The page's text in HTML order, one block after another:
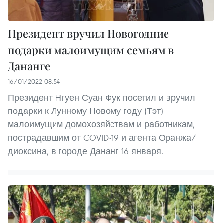
Президент вручил Новогодние
подарки малоимущим семьям в
Дананге
16/01/2022 08:54
Президент Нгуен Суан Фук посетил и вручил
подарки к Лунному Новому году (Тэт)
малоимущим домохозяйствам и работникам,
пострадавшим от COVID-19 и агента Оранжа/
диоксина, в городе Дананг 16 января.